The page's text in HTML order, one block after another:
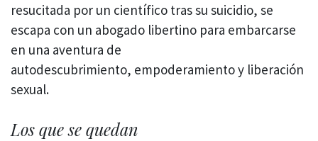
resucitada por un científico tras su suicidio, se
escapa con un abogado libertino para embarcarse
en una aventura de
autodescubrimiento, empoderamiento y liberación
sexual.
Los que se quedan